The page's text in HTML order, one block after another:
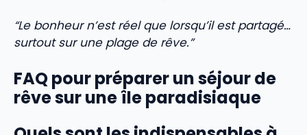
“Le bonheur n’est réel que lorsqu’il est partagé…
surtout sur une plage de rêve.”
FAQ pour préparer un séjour de
rêve sur une île paradisiaque